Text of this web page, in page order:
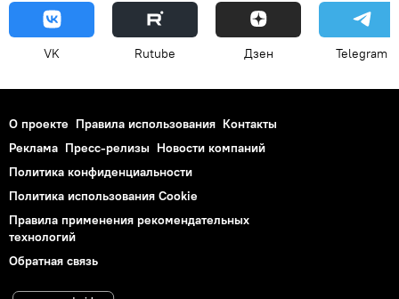
VK Rutube Дзен Telegram
О проекте Правила использования Контакты
Реклама Пресс-релизы Новости компаний
Политика конфиденциальности
Политика использования Cookie
Правила применения рекомендательных
технологий
Обратная связь